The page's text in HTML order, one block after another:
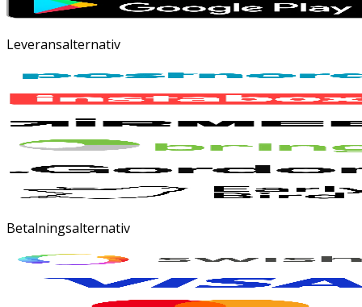
Leveransalternativ
Betalningsalternativ